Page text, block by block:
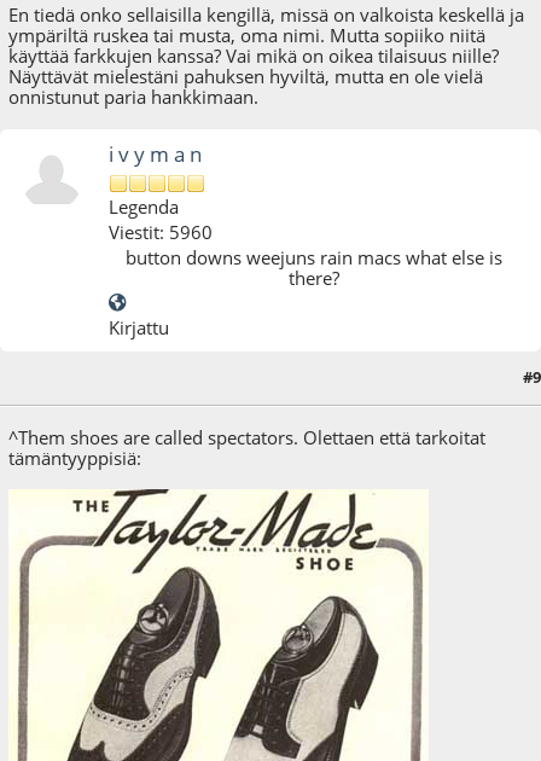
En tiedä onko sellaisilla kengillä, missä on valkoista keskellä ja
ympäriltä ruskea tai musta, oma nimi. Mutta sopiiko niitä
käyttää farkkujen kanssa? Vai mikä on oikea tilaisuus niille?
Näyttävät mielestäni pahuksen hyviltä, mutta en ole vielä
onnistunut paria hankkimaan.
i v y m a n
Legenda
Viestit: 5960
button downs weejuns rain macs what else is
there?
Kirjattu
#9
^Them shoes are called spectators. Olettaen että tarkoitat
tämäntyyppisiä: